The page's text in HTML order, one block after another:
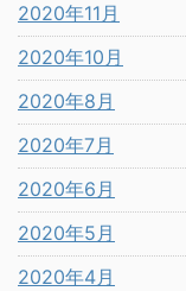
2020年11月
2020年10月
2020年8月
2020年7月
2020年6月
2020年5月
2020年4月